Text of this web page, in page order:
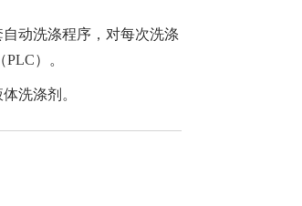
动洗涤程序，对每次洗涤
）。
洗涤剂。